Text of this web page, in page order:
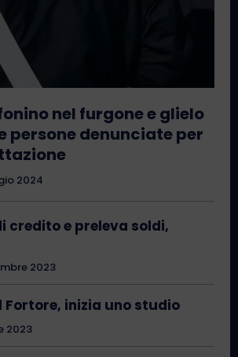
nel furgone e glielo
persone denunciate per
2024
credito e preleva soldi,
2023
Fortore, inizia uno studio
2023